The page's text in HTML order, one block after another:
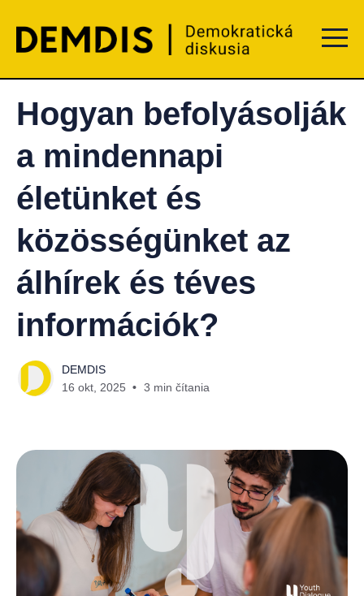
Menu
Hogyan befolyásolják
a mindennapi
életünket és
közösségünket az
álhírek és téves
információk?
DEMDIS
16 okt, 2025
3 min čítania